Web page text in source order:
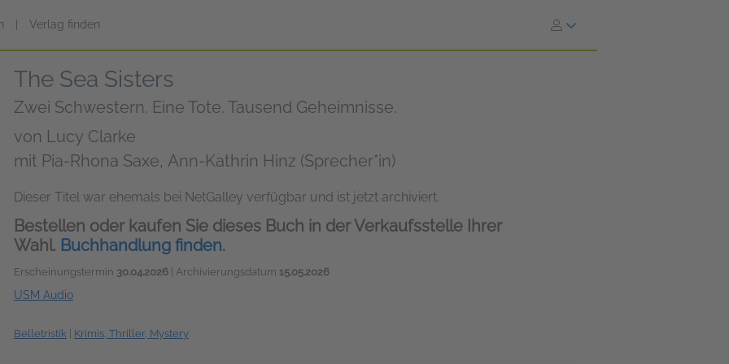
Verlag finden
The Sea Sisters
Zwei Schwestern. Eine Tote. Tausend Geheimnisse.
von Lucy Clarke
mit Pia-Rhona Saxe, Ann-Kathrin Hinz (Sprecher*in)
Dieser Titel war ehemals bei NetGalley verfügbar und ist jetzt archiviert.
Bestellen oder kaufen Sie dieses Buch in der Verkaufsstelle Ihrer
Wahl. Buchhandlung finden.
Erscheinungstermin 30.04.2026 | Archivierungsdatum 15.05.2026
USM Audio
Belletristik Krimis, Thriller, Mystery